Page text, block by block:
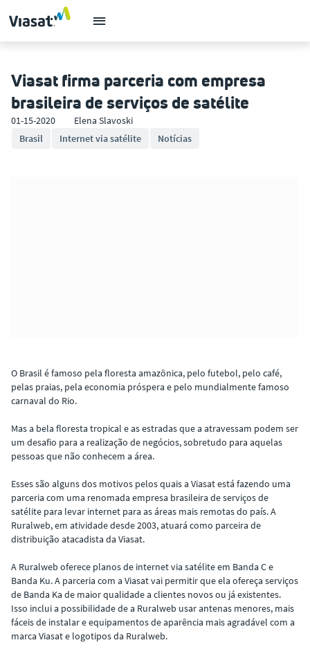
Viasat firma parceria com empresa
brasileira de serviços de satélite
01-15-2020
Elena Slavoski
Brasil
Internet via satélite Notícias
O Brasil é famoso pela floresta amazônica, pelo futebol, pelo café,
pelas praias, pela economia próspera e pelo mundialmente famoso
carnaval do Rio.
Mas a bela floresta tropical e as estradas que a atravessam podem ser
um desafio para a realização de negócios, sobretudo para aquelas
pessoas que não conhecem a área.
Esses são alguns dos motivos pelos quais a Viasat está fazendo uma
parceria com uma renomada empresa brasileira de serviços de
satélite para levar internet para as áreas mais remotas do país. A
Ruralweb, em atividade desde 2003, atuará como parceira de
distribuição atacadista da Viasat.
A Ruralweb oferece planos de internet via satélite em Banda C e
Banda Ku. A parceria com a Viasat vai permitir que ela ofereça serviços
de Banda Ka de maior qualidade a clientes novos ou já existentes.
Isso inclui a possibilidade de a Ruralweb usar antenas menores, mais
fáceis de instalar e equipamentos de aparência mais agradável com a
marca Viasat e logotipos da Ruralweb.